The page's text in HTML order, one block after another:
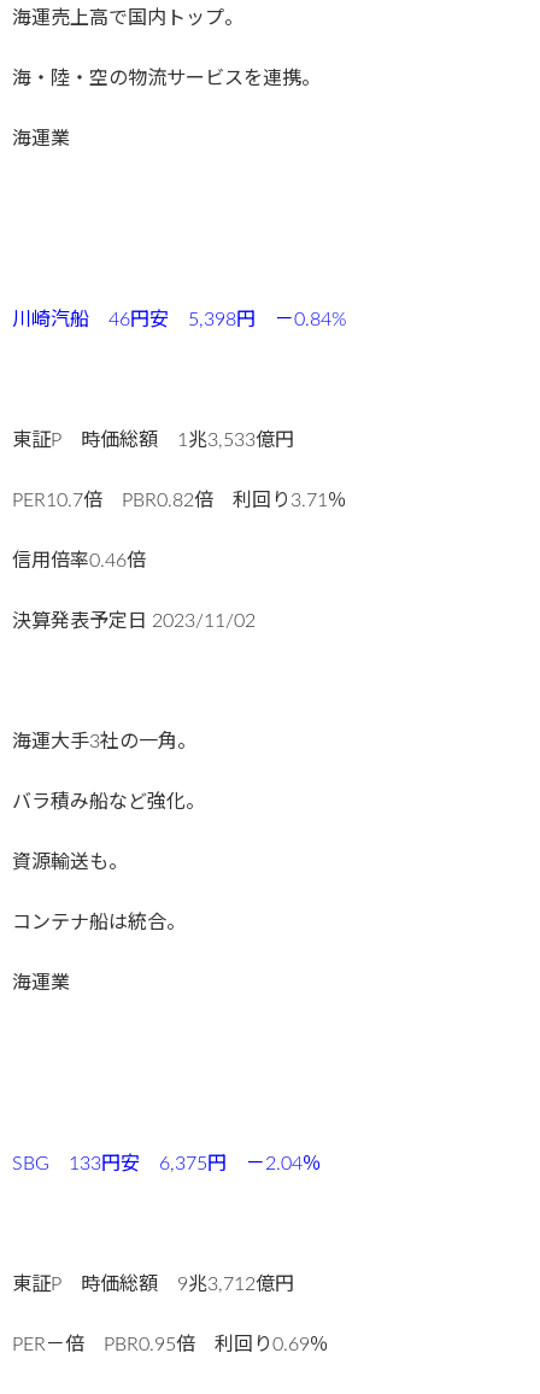
海運売上高で国内トップ。
海・陸・空の物流サービスを連携。
海運業
川崎汽船 46円安 5,398円 －0.84%
東証P 時価総額 1兆3,533億円
PER10.7倍 PBR0.82倍 利回り3.71％
信用倍率0.46倍
決算発表予定日 2023/11/02
海運大手3社の一角。
バラ積み船など強化。
資源輸送も。
コンテナ船は統合。
海運業
SBG 133円安 6,375円 －2.04％
東証P 時価総額 9兆3,712億円
PER－倍 PBR0.95倍 利回り0.69％